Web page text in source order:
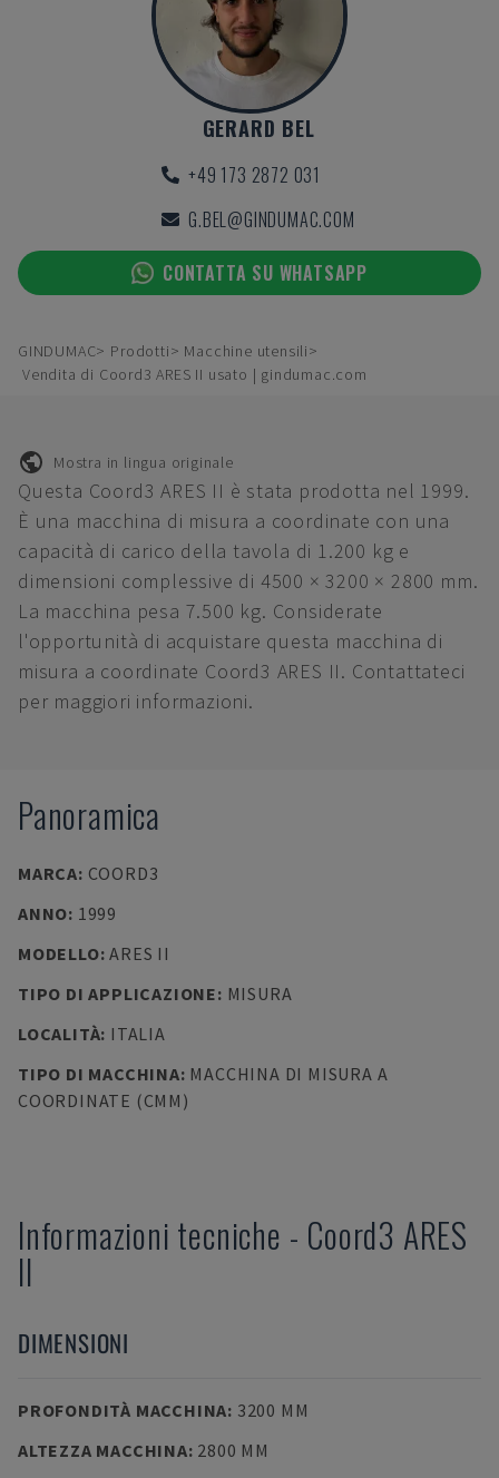
GERARD BEL
+49 173 2872 031
G.BEL@GINDUMAC.COM
CONTATTA SU WHATSAPP
GINDUMAC Prodotti
Macchine utensili
Vendita di Coord3 ARES II usato | gindumac.com
Mostra in lingua originale
Questa Coord3 ARES II è stata prodotta nel 1999.
È una macchina di misura a coordinate con una
capacità di carico della tavola di 1.200 kg e
dimensioni complessive di 4500 × 3200 × 2800 mm.
La macchina pesa 7.500 kg. Considerate
l'opportunità di acquistare questa macchina di
misura a coordinate Coord3 ARES II. Contattateci
per maggiori informazioni.
Panoramica
MARCA: COORD3
ANNO: 1999
MODELLO:ARES II
TIPO DI APPLICAZIONE: MISURA
LOCALITÀ: ITALIA
TIPO DI MACCHINA: MACCHINA DI MISURA A
COORDINATE (CMM)
Informazioni tecniche - Coord3 ARES
II
DIMENSIONI
PROFONDITÀ MACCHINA: 3200 MM
ALTEZZA MACCHINA: 2800 MM